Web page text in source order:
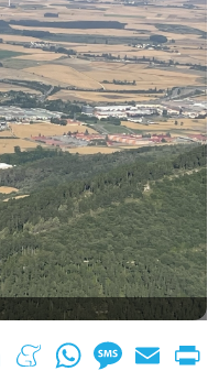
LinkedInMeneameWhatsAppMessage
Email